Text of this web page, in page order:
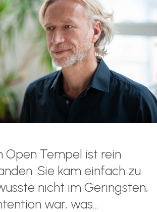
Open Tempel ist rein
Sie kam einfach zu
nicht im Geringsten,
war, was...